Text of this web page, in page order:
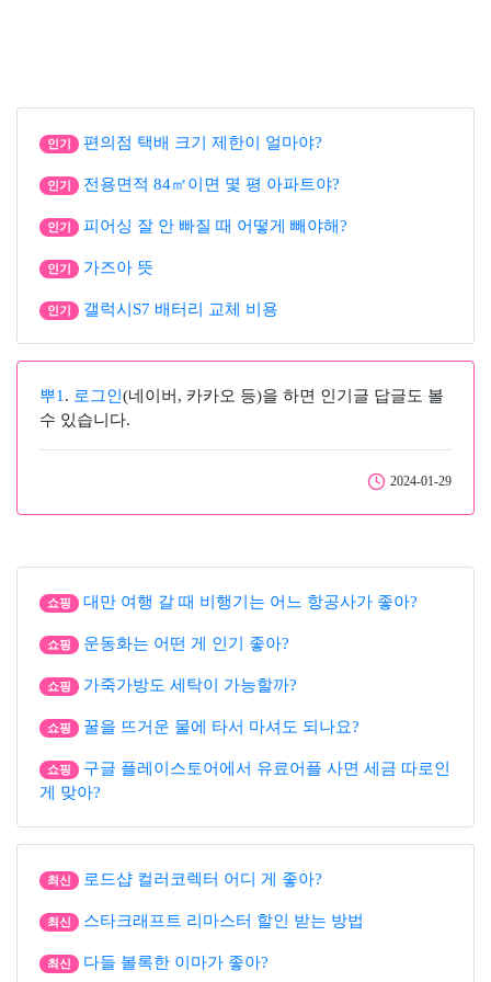
인기 편의점 택배 크기 제한이 얼마야?
인기 전용면적 84㎡이면 몇 평 아파트야?
인기 피어싱 잘 안 빠질 때 어떻게 빼야해?
인기 가즈아 뜻
인기 갤럭시S7 배터리 교체 비용
뿌1 . 로그인 (네이버, 카카오 등)을 하면 인기글 답글도 볼
수 있습니다.
2024-01-29
쇼핑 대만 여행 갈 때 비행기는 어느 항공사가 좋아?
쇼핑 운동화는 어떤 게 인기 좋아?
쇼핑 가죽가방도 세탁이 가능할까?
쇼핑 꿀을 뜨거운 물에 타서 마셔도 되나요?
쇼핑
구글 플레이스토어에서 유료어플 사면 세금 따로인
게 맞아?
최신 로드샵 컬러코렉터 어디 게 좋아?
최신 스타크래프트 리마스터 할인 받는 방법
최신 다들 볼록한 이마가 좋아?